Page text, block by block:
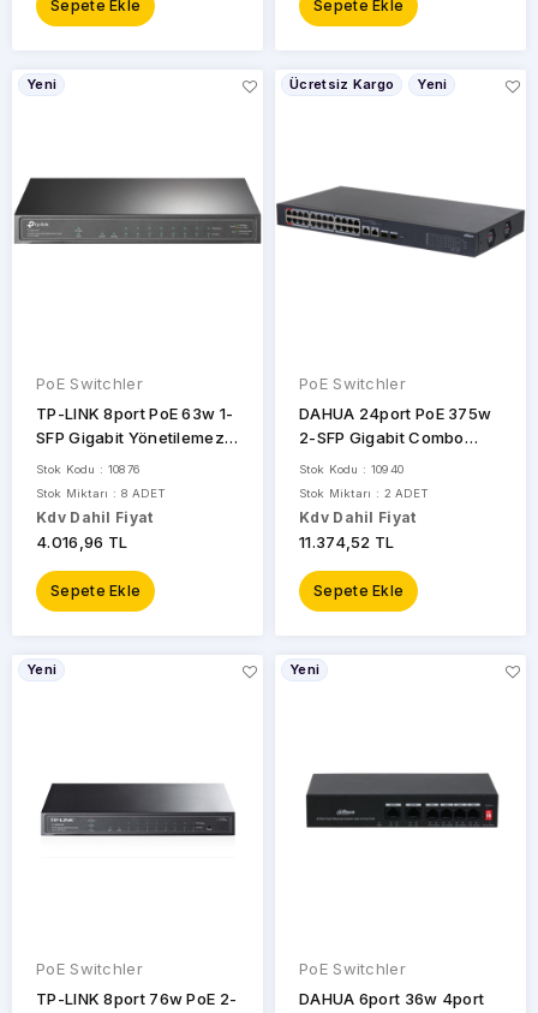
Sepete Ekle Sepete Ekle
Yeni
PoE Switchler
TP-LINK 8port PoE 63w 1-
SFP Gigabit Yönetilemez
Switch TL-SG1210P
Stok Kodu : 10876
Stok Miktarı : 8 ADET
Kdv Dahil Fiyat
4.016,96 TL
Sepete Ekle
Ücretsiz Kargo Yeni
PoE Switchler
DAHUA 24port PoE 375w
2-SFP Gigabit Combo
Cloud Yönetilebilir Switch
CS4226-24ET-375
Stok Kodu : 10940
Stok Miktarı : 2 ADET
Kdv Dahil Fiyat
11.374,52 TL
Sepete Ekle
Yeni
PoE Switchler
TP-LINK 8port 76w PoE 2-
Yeni
PoE Switchler
DAHUA 6port 36w 4port